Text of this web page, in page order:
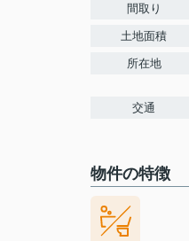
間取り
土地面積
所在地
交通
物件の特徴